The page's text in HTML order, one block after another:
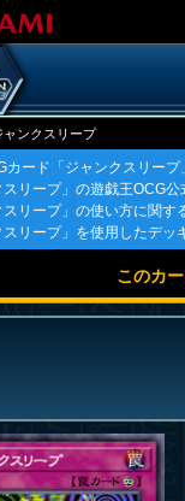
ャンクスリープ
カード「ジャンクスリープ
スリープ」の遊戯王OCG
スリープ」の使い方に関す
スリープ」を使用したデッ
このカ